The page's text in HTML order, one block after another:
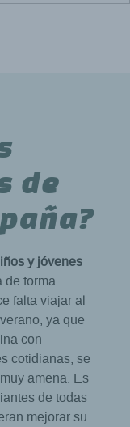
de
y jóvenes
de forma
falta viajar al
ya que
con
cotidianas, se
amena. Es
de todas
mejorar su